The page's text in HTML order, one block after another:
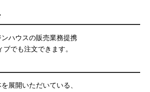
ハウスの販売業務提携
でも注文できます。
展開いただいている、